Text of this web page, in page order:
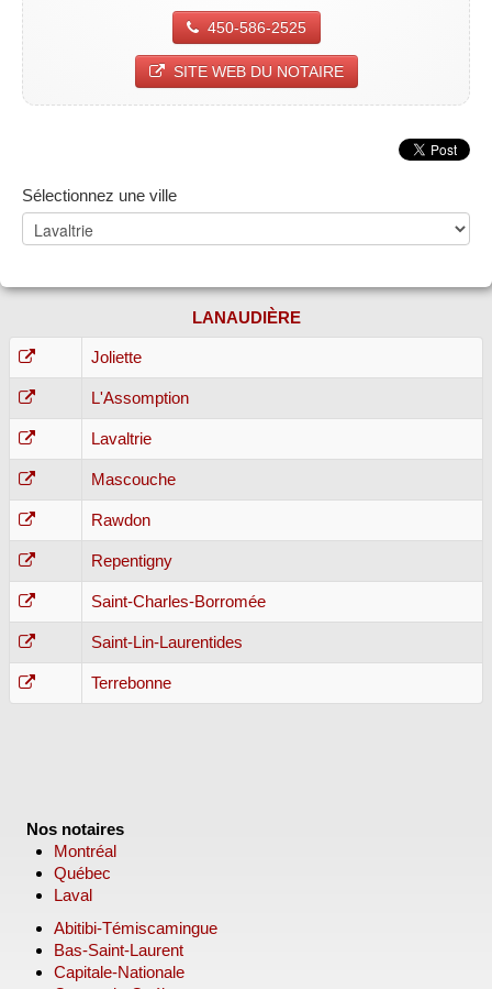
450-586-2525
SITE WEB DU NOTAIRE
Sélectionnez une ville
LANAUDIÈRE
Joliette
L'Assomption
Lavaltrie
Mascouche
Rawdon
Repentigny
Saint-Charles-Borromée
Saint-Lin-Laurentides
Terrebonne
Nos notaires
Montréal
Québec
Laval
Abitibi-Témiscamingue
Bas-Saint-Laurent
Capitale-Nationale